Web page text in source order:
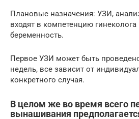
Плановые назначения: УЗИ,
входят в компетенцию
беременность.
Первое УЗИ может быть
недель, все зависит от
конкретного случая.
В целом же во время всего
вынашивания